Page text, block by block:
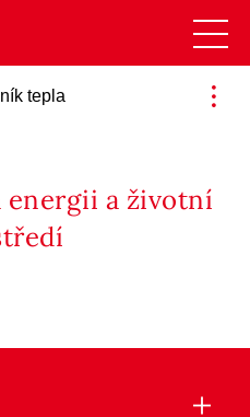
tepla
energii a životní